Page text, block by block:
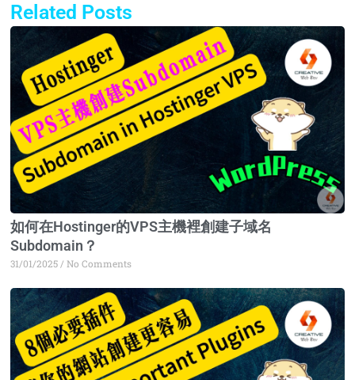
Related Posts
如何在Hostinger的VPS主機裡創建子域名
Subdomain？
31/01/2025 No Comments
PagePagePage Page